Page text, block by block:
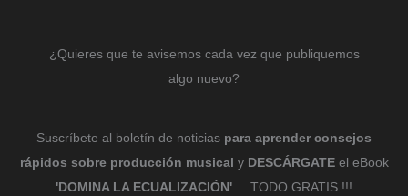
¿Quieres que te avisemos cada vez que publiquemos
algo nuevo?
Suscríbete al boletín de noticias para aprender consejos
rápidos sobre producción musical y DESCÁRGATEel eBook
'DOMINA LA ECUALIZACIÓN' ... TODO GRATIS !!!